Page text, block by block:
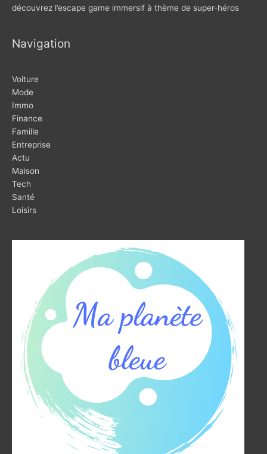
découvrez l’escape game immersif à thème de super-héros
Navigation
Voiture
Mode
Immo
Finance
Famille
Entreprise
Actu
Maison
Tech
Santé
Loisirs